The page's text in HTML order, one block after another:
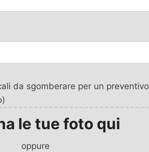
da sgomberare per un preventivo
le tue foto qui
oppure